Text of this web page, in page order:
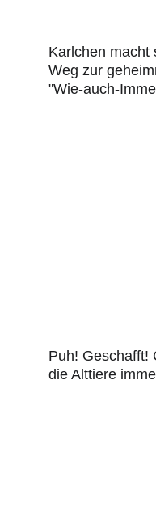
Karlchen macht
Weg zur
"Wie-auch-
Puh! Geschafft!
die Alttiere